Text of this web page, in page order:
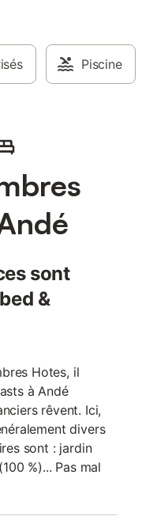
Piscine
sont
&
Hotes, il
à Andé
rêvent. Ici,
divers
sont : jardin
%)... Pas mal